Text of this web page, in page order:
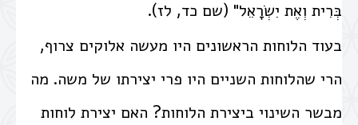
בְּרִית וְאֶת יִשְׂרָאֵל" (שם כד, לז).
בעוד הלוחות הראשונים היו מעשה אלוקים צרוף,
הרי שהלוחות השניים היו פרי יצירתו של משה. מה
מבשר השינוי ביצירת הלוחות? האם יצירת לוחות